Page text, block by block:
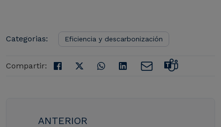
Categorias: Eficiencia y descarbonización
Compartir:
ANTERIOR